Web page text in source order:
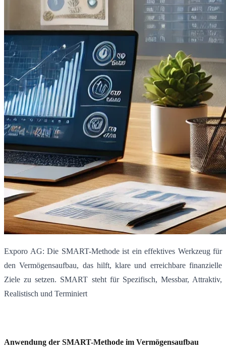
Exporo AG: Die SMART-Methode ist ein effektives Werkzeug für
den Vermögensaufbau, das hilft, klare und erreichbare finanzielle
Ziele zu setzen. SMART steht für Spezifisch, Messbar, Attraktiv,
Realistisch und Terminiert
Anwendung der SMART-Methode im Vermögensaufbau